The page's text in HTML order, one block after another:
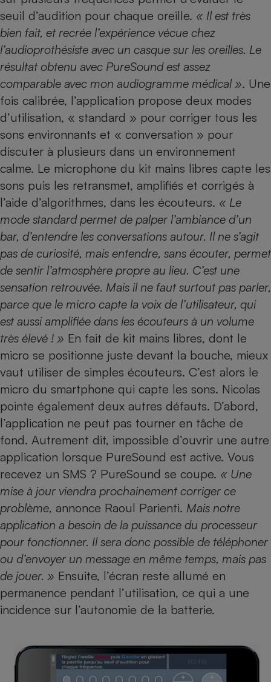
seuil d’audition pour chaque oreille. « Il est très
bien fait, et recrée l’expérience vécue chez
l’audioprothésiste avec un casque sur les oreilles. Le
résultat obtenu avec PureSound est assez
comparable avec mon audiogramme médical ». Une
fois calibrée, l’application propose deux modes
d’utilisation, « standard » pour corriger tous les
sons environnants et « conversation » pour
discuter à plusieurs dans un environnement
calme. Le microphone du kit mains libres capte les
sons puis les retransmet, amplifiés et corrigés à
l’aide d’algorithmes, dans les écouteurs. « Le
mode standard permet de palper l’ambiance d’un
bar, d’entendre les conversations autour. Il ne s’agit
pas de curiosité, mais entendre, sans écouter, permet
de sentir l’atmosphère propre au lieu. C’est une
sensation retrouvée. Mais il ne faut surtout pas parler,
parce que le micro capte la voix de l’utilisateur, qui
est aussi amplifiée dans les écouteurs à un volume
très élevé ! » En fait de kit mains libres, dont le
micro se positionne juste devant la bouche, mieux
vaut utiliser de simples écouteurs. C’est alors le
micro du smartphone qui capte les sons. Nicolas
pointe également deux autres défauts. D’abord,
l’application ne peut pas tourner en tâche de
fond. Autrement dit, impossible d’ouvrir une autre
application lorsque PureSound est active. Vous
recevez un SMS ? PureSound se coupe. « Une
mise à jour viendra prochainement corriger ce
problème, annonce Raoul Parienti. Mais notre
application a besoin de la puissance du processeur
pour fonctionner. Il sera donc possible de téléphoner
ou d’envoyer un message en même temps, mais pas
de jouer. » Ensuite, l’écran reste allumé en
permanence pendant l’utilisation, ce qui a une
incidence sur l’autonomie de la batterie.